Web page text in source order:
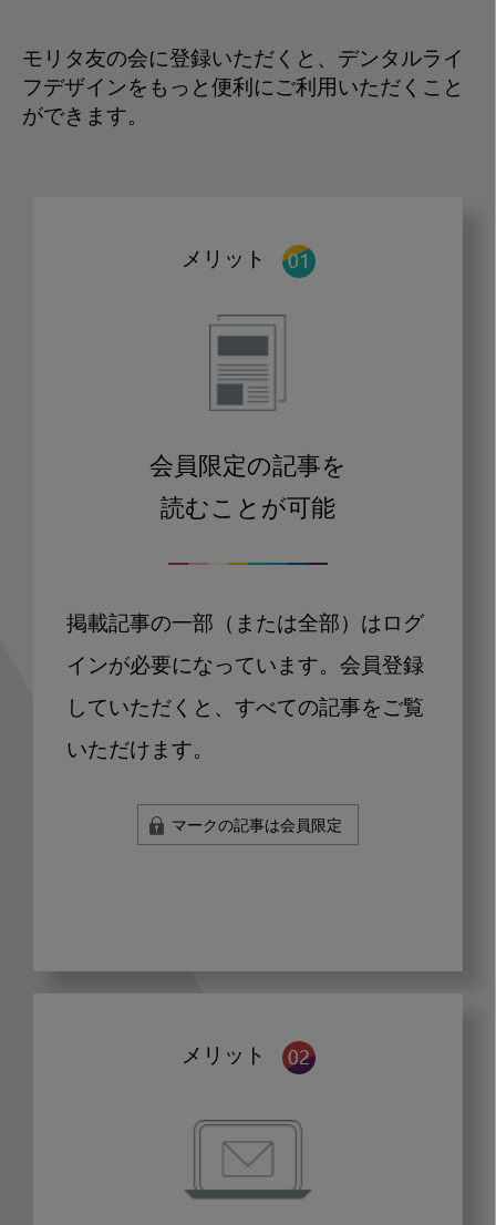
モリタ友の会に登録いただくと、デンタルライ
フデザインをもっと便利にご利用いただくこと
ができます。
メリット
会員限定の記事を
読むことが可能
掲載記事の一部（または全部）はログ
インが必要になっています。会員登録
していただくと、すべての記事をご覧
いただけます。
マークの記事は会員限定
メリット